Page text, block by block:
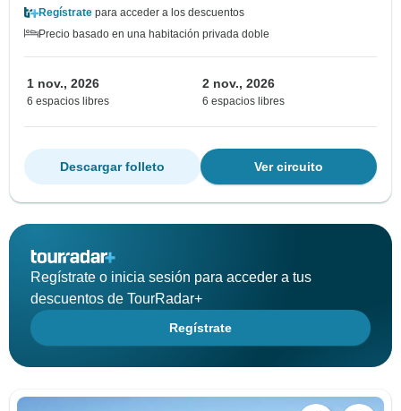
Regístrate para acceder a los descuentos
Precio basado en una habitación privada doble
1 nov., 2026
6 espacios libres
2 nov., 2026
6 espacios libres
Ver circuito
Descargar folleto
Regístrate o inicia sesión para acceder a tus
descuentos de TourRadar+
Regístrate